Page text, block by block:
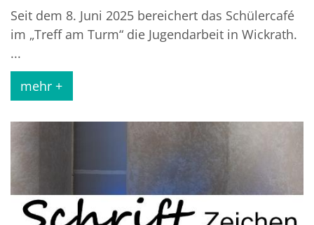
Seit dem 8. Juni 2025 bereichert das Schülercafé
im „Treff am Turm“ die Jugendarbeit in Wickrath.
...
mehr +